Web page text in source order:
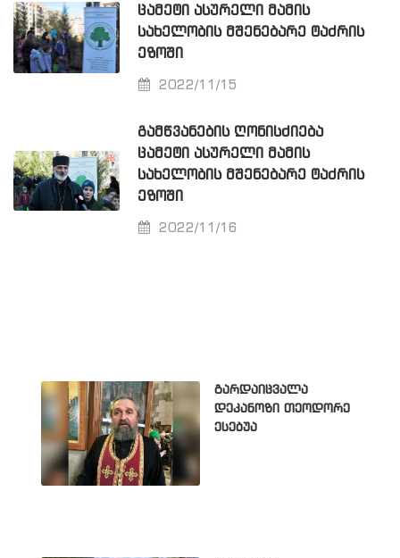
ᲪᲐᲛᲔᲢᲘ ᲐᲡᲣᲠᲔᲚᲘ ᲛᲐᲛᲘᲡ
ᲡᲐᲮᲔᲚᲝᲑᲘᲡ ᲛᲨᲔᲜᲔᲑᲐᲠᲔ ᲢᲐᲫᲠᲘᲡ
ᲔᲖᲝᲨᲘ
2022/11/15
ᲒᲐᲛᲬᲕᲐᲜᲔᲑᲘᲡ ᲦᲝᲜᲘᲡᲫᲘᲔᲑᲐ
ᲪᲐᲛᲔᲢᲘ ᲐᲡᲣᲠᲔᲚᲘ ᲛᲐᲛᲘᲡ
ᲡᲐᲮᲔᲚᲝᲑᲘᲡ ᲛᲨᲔᲜᲔᲑᲐᲠᲔ ᲢᲐᲫᲠᲘᲡ
ᲔᲖᲝᲨᲘ
2022/11/16
გარდაიცვალა
დეკანოზი თეოდორე
ესებუა